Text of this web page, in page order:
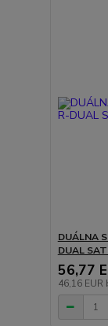
DUÁLNA
DUAL
56,77
46,16 EUR